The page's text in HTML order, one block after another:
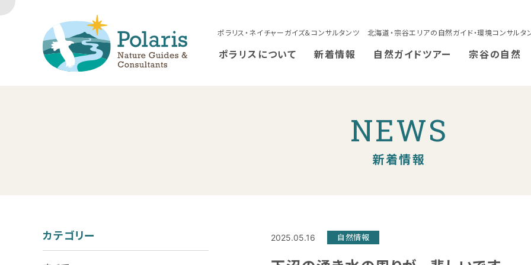
ポラリス・ネイチャーガイズ＆コンサルタンツ 北海道・宗谷エリアの自然ガイド・環境コンサルタ
ポラリスについて 新着情報 自然ガイドツアー 宗谷の自然
NEWS
新着情報
2025.05.16 自然情報
カテゴリー